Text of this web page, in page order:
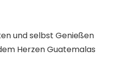
und selbst Genießen
Herzen Guatemalas